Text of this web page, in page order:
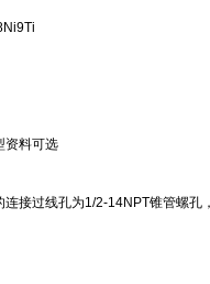
资料可选
接过线孔为1/2-14NPT锥管螺孔